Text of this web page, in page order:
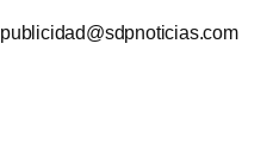
publicidad@sdpnoticias.com